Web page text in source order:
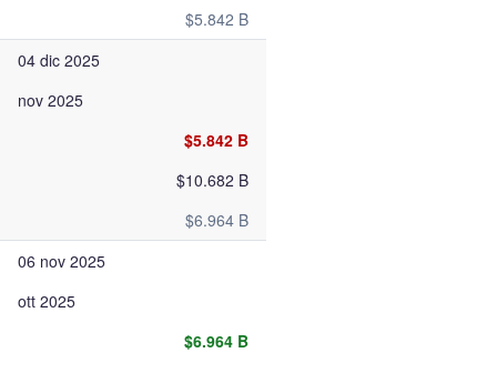
$5.842 B
04 dic 2025
nov 2025
$5.842 B
$10.682 B
$6.964 B
06 nov 2025
ott 2025
$6.964 B